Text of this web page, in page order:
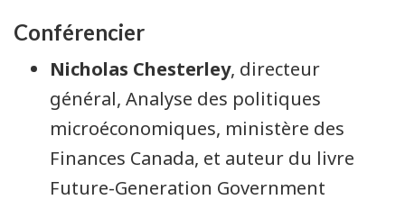
Conférencier
Nicholas Chesterley, directeur
général, Analyse des politiques
microéconomiques, ministère des
Finances Canada, et auteur du livre
Future-Generation Government